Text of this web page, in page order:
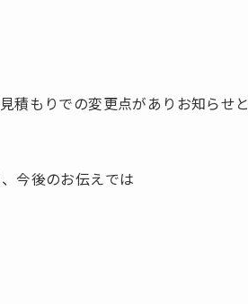
積もりでの変更点がありお知らせと
今後のお伝えでは